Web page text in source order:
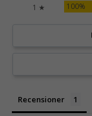
1 ★
100%
Recensioner